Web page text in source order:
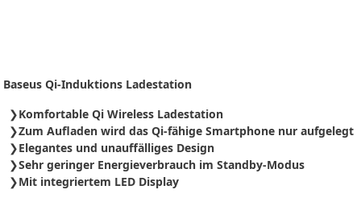
Baseus Qi-Induktions Ladestation
Komfortable Qi Wireless Ladestation
Zum Aufladen wird das Qi-fähige Smartphone nur aufgelegt
Elegantes und unauffälliges Design
Sehr geringer Energieverbrauch im Standby-Modus
Mit integriertem LED Display